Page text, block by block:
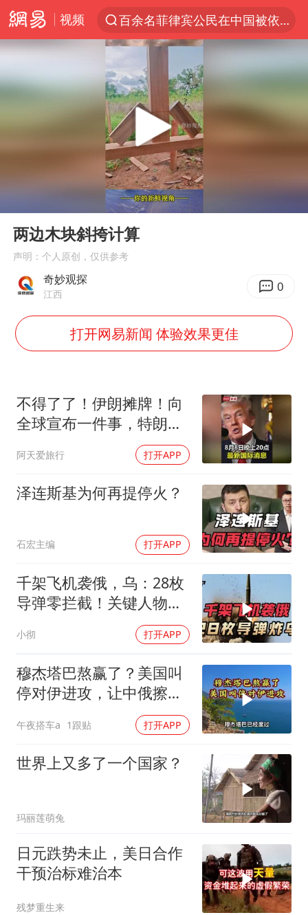
视频
百余名菲律宾公民在中国被依法处理
7月份居民消费价格指数保持温和上涨
中使馆：重大涉诈逃犯檀某落网
台湾不是国家不存在“国格”
独闯南太行失联14天的女子已找到
哥伦比亚强震已致超20人死亡
哥伦比亚发生7.5级地震
国内发现多起“Sorry”勒索病毒攻击
广岛长崎的昨天未必不会是日本的明天
真理之光，何以能照亮复兴之路？
Play
两边木块斜挎计算
声明：个人原创，仅供参考
奇妙观探
江西 0
打开网易新闻 体验效果更佳
不得了了！伊朗摊牌！向
全球宣布一件事，特朗普
阿天爱旅行 打开APP
泽连斯基为何再提停火？
石宏主编 打开APP
千架飞机袭俄，乌：28枚
导弹零拦截！关键人物被
小彻 打开APP
穆杰塔巴熬赢了？美国叫
停对伊进攻，让中俄擦了
午夜搭车a 1跟贴 打开APP
世界上又多了一个国家？
玛丽莲萌兔
日元跌势未止，美日合作
干预治标难治本
残梦重生来